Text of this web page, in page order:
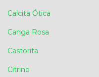
Calcita Ótica
Canga Rosa
Castorita
Citrino